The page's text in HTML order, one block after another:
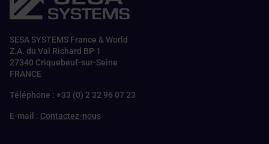
SESA SYSTEMS France & World
Z.A. du Val Richard BP 1
27340 Criquebeuf-sur-Seine
FRANCE
Téléphone : +33 (0) 2 32 96 07 23
E-mail : Contactez-nous